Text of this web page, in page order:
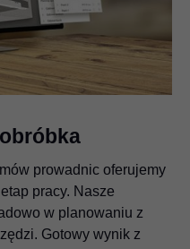
prowadnic oferujemy
pracy. Nasze
w planowaniu z
Gotowy wynik z